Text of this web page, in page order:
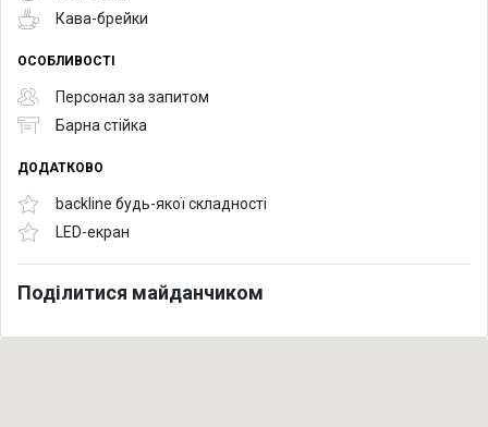
Кава-брейки
ОСОБЛИВОСТІ
Персонал за запитом
Барна стійка
ДОДАТКОВО
backline будь-якої складності
LED-екран
Поділитися майданчиком